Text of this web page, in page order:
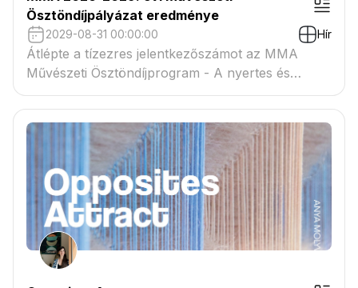
Ösztöndíjpályázat eredménye
2029-08-31 00:00:00 Hír
Átlépte a tízezres jelentkezőszámot az MMA
Művészeti Ösztöndíjprogram - A nyertes és
tartaléklistás pályázók névsora megtekinthető a
csatolmányban